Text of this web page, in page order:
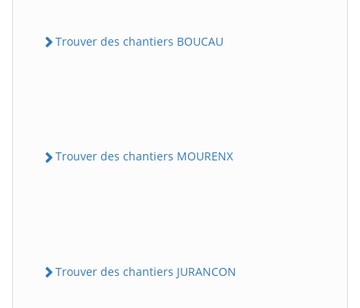
Trouver des chantiers BOUCAU
Trouver des chantiers MOURENX
Trouver des chantiers JURANCON